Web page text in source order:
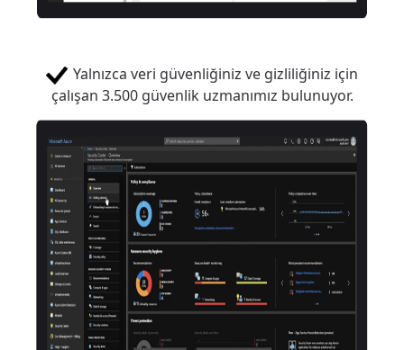
Yalnızca veri güvenliğiniz ve gizliliğiniz için
çalışan 3.500 güvenlik uzmanımız bulunuyor.